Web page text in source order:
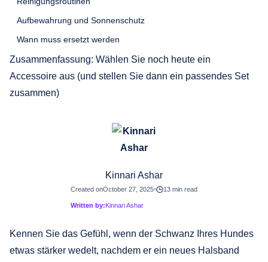
Kinnari Ashar
Created onOctober 27, 2025 13 min read
Written by:Kinnari Ashar
Kennen Sie das Gefühl, wenn der Schwanz Ihres Hundes
etwas stärker wedelt, nachdem er ein neues Halsband
Aufbewahrung und Sonnenschutz
Wann muss ersetzt werden
Zusammenfassung: Wählen Sie noch heute ein
Accessoire aus (und stellen Sie dann ein passendes Set
zusammen)